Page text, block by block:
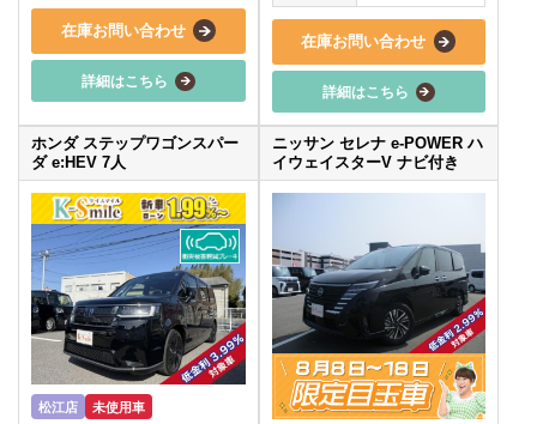
在庫お問い合わせ
詳細はこちら
在庫お問い合わせ
詳細はこちら
ホンダ ステップワゴンスパー
ダ e:HEV 7人
松江店 未使用車
ニッサン セレナ e-POWER ハ
イウェイスターV ナビ付き